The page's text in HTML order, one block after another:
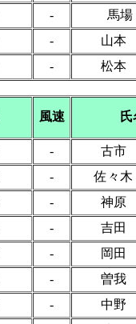
-
馬
-
山本
- 松本
風速
-
古市
-
佐々
-
神原
-
吉田
-
岡田
-
曽我
-
中野